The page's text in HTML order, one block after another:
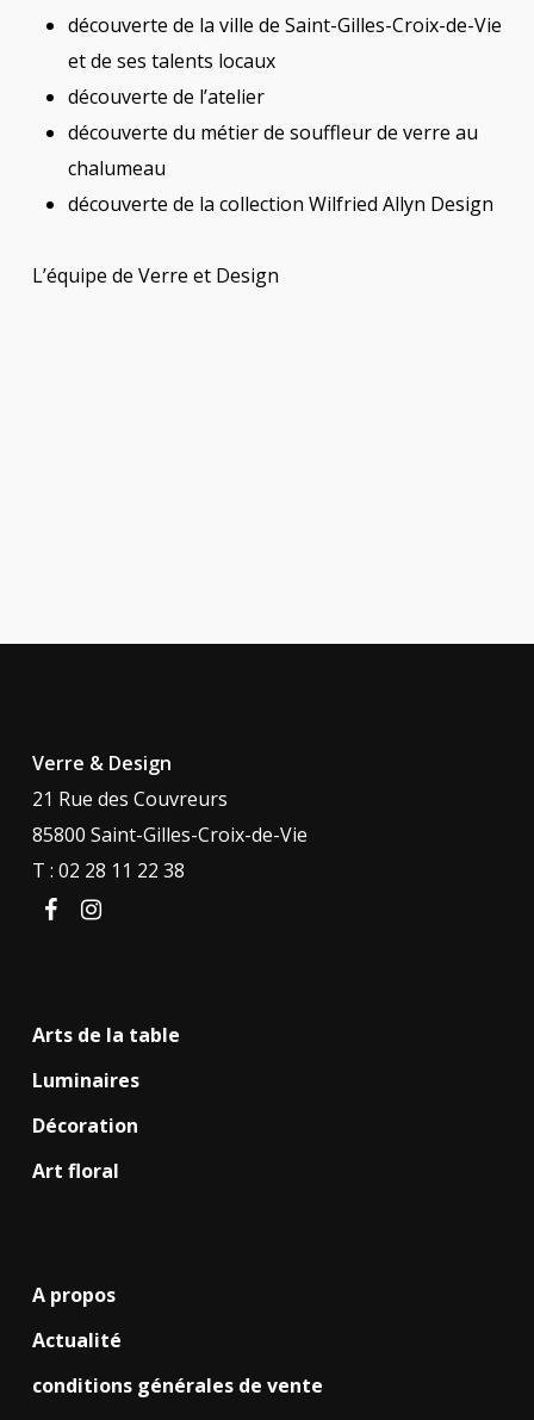
découverte de la ville de Saint-Gilles-Croix-de-Vie
et de ses talents locaux
découverte de l’atelier
découverte du métier de souffleur de verre au
chalumeau
découverte de la collection Wilfried Allyn Design
L’équipe de Verre et Design
Verre & Design
21 Rue des Couvreurs
85800 Saint-Gilles-Croix-de-Vie
T : 02 28 11 22 38
facebookinstagram
Arts de la table
Luminaires
Décoration
Art floral
A propos
Actualité
conditions générales de vente